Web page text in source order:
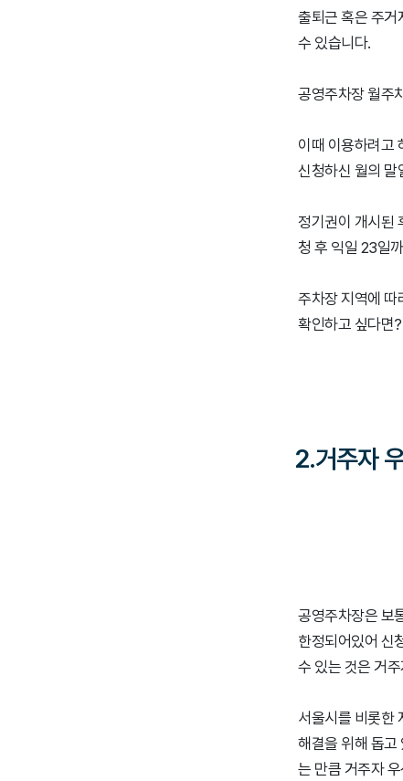
출퇴근 혹은 주거
수 있습니다.
공영주차장 월주
이때 이용하려고
신청하신 월의 말
정기권이 개시된
청 후 익일 23일
주차장 지역에 따
확인하고 싶다면
2.거주자
공영주차장은 보
한정되어있어 신
수 있는 것은 거
서울시를 비롯한
해결을 위해 돕고
는 만큼 거주자